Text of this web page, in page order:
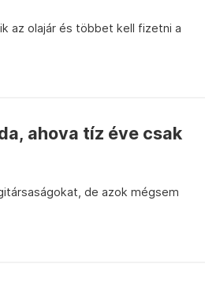
az olajár és többet kell fizetni a
ahova tíz éve csak
de azok mégsem